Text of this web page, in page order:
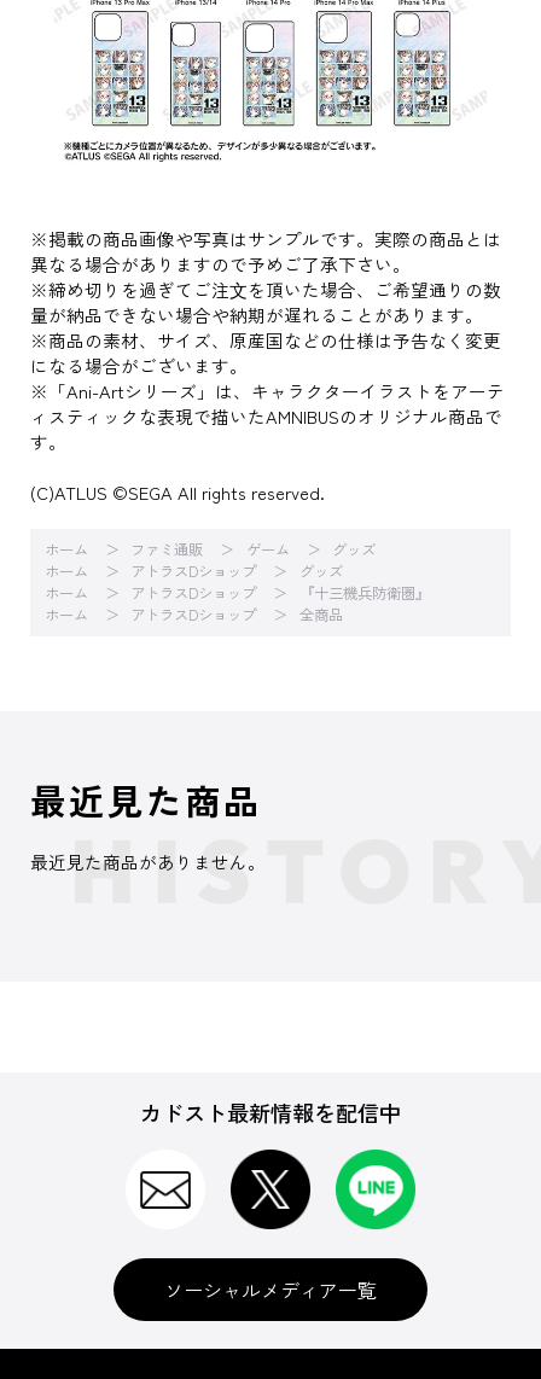
※掲載の商品画像や写真はサンプルです。実際の商品とは
異なる場合がありますので予めご了承下さい。
※締め切りを過ぎてご注⽂を頂いた場合、ご希望通りの数
量が納品できない場合や納期が遅れることがあります。
※商品の素材、サイズ、原産国などの仕様は予告なく変更
になる場合がございます。
※「Ani-Artシリーズ」は、キャラクターイラストをアーテ
ィスティックな表現で描いたAMNIBUSのオリジナル商品で
す。
(C)ATLUS ©SEGA All rights reserved.
ホーム ファミ通販 ゲーム
グッズ
ホーム
アトラスDショップ
グッズ
ホーム
アトラスDショップ
『十三機兵防衛圏』
ホーム
アトラスDショップ 全商品
最近見た商品
最近見た商品がありません。
カドスト最新情報を配信中
ソーシャルメディア一覧